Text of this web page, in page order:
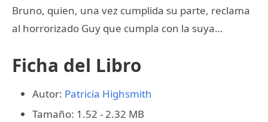
Bruno, quien, una vez cumplida su parte, reclama
al horrorizado Guy que cumpla con la suya…
Ficha del Libro
Autor: Patricia Highsmith
Tamaño: 1.52 - 2.32 MB